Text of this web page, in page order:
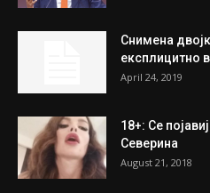
Снимена
експлицитно
April 24, 2019
18+: Се
Северина
August 21, 2018